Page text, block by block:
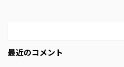
最近のコメント